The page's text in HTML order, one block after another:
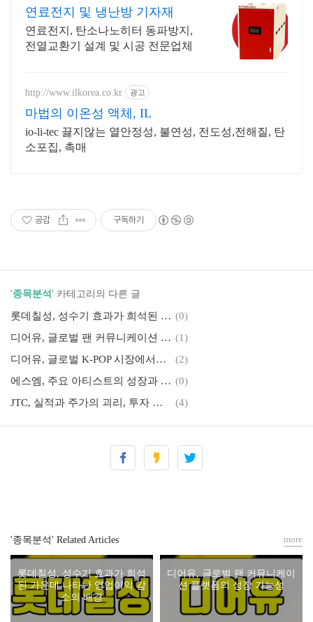
연료전지 및 냉난방 기자재
연료전지, 탄소나노히터 동파방지,
전열교환기 설계 및 시공 전문업체
http://www.ilkorea.co.kr 광고
마법의 이온성 액체, IL
io-li-tec 끓지않는 열안정성, 불연성, 전도성,전해질, 탄
소포집, 촉매
공감 구독하기
'종목분석 ' 카테고리의 다른 글
롯데칠성, 성수기 효과가 희석된 가운데 나타난 영업이익 감소의 배경 (0)
디어유, 글로벌 팬 커뮤니케이션 플랫폼의 성장 가능성 (1)
디어유, 글로벌 K-POP 시장에서의 성장 가능성
(2)
에스엠, 주요 아티스트의 성장과 자회사 부진의 상관관계 (0)
JTC, 실적과 주가의 괴리, 투자 기회는 여전하다
(4)
'종목분석' Related Articles
롯데칠성, 성수기 효과가 희석
된 가운데 나타난 영업이익 감
소의 배경
디어유, 글로벌 팬 커뮤니케이
션 플랫폼의 성장 가능성
more